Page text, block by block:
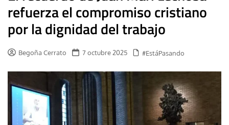
refuerza el compromiso cristiano
por la dignidad del trabajo
Begoña Cerrato 7 octubre 2025 #EstáPasando